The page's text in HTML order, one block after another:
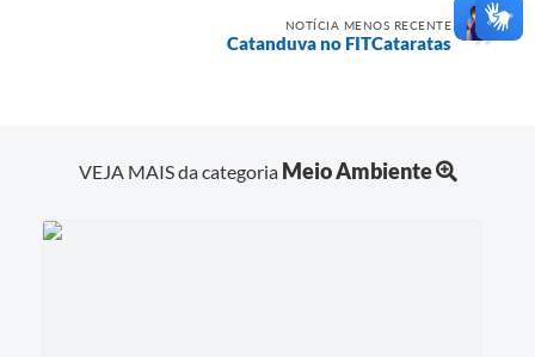
NOTÍCIA MENOS RECENTE
Catanduva no FITCataratas
VEJA MAIS da categoria Meio Ambiente